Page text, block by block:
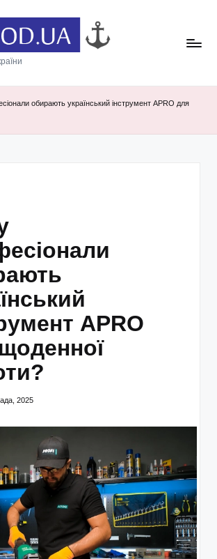
обирають український інструмент APRO для
APRO
2025